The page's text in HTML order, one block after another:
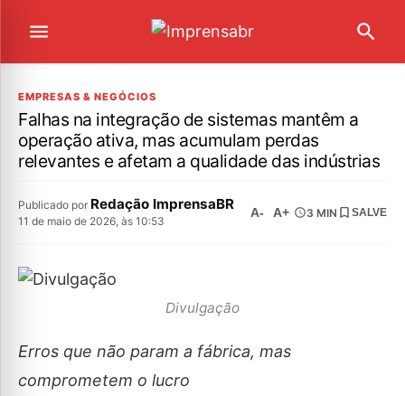
EMPRESAS & NEGÓCIOS
Falhas na integração de sistemas mantêm a
operação ativa, mas acumulam perdas
relevantes e afetam a qualidade das indústrias
Publicado por Redação ImprensaBR
11 de maio de 2026, às 10:53
A- A+ 3 MIN SALVE
Divulgação
Erros que não param a fábrica, mas
comprometem o lucro